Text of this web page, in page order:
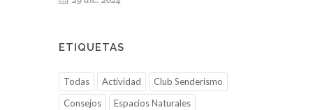
ETIQUETAS
Todas Actividad
Club Senderismo
Consejos
Espacios Naturales